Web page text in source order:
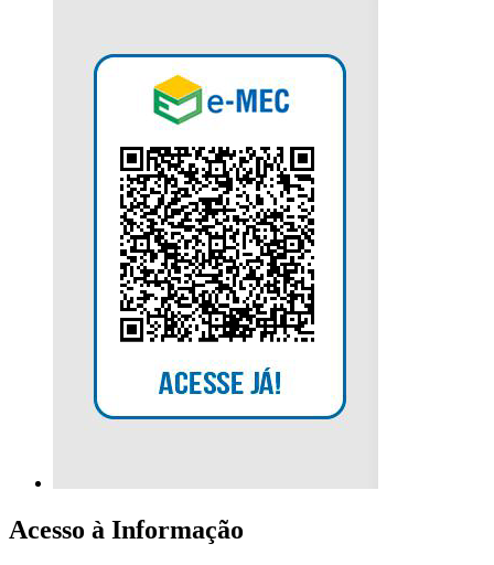
Acesso à Informação